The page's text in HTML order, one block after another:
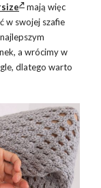
mają więc
w swojej szafie
a wrócimy w
dlatego warto